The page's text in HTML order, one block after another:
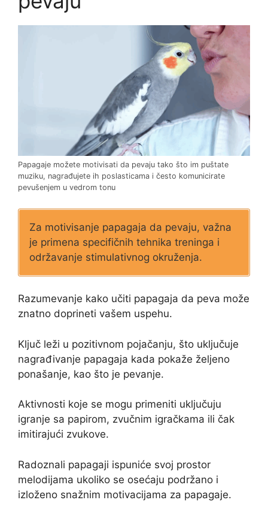
Papagaje možete motivisati da pevaju tako što im puštate
muziku, nagrađujete ih poslasticama i često komunicirate
pevušenjem u vedrom tonu
Za motivisanje papagaja da pevaju, važna
je primena specifičnih tehnika treninga i
održavanje stimulativnog okruženja.
Razumevanje kako učiti papagaja da peva može
znatno doprineti vašem uspehu.
Ključ leži u pozitivnom pojačanju, što uključuje
nagrađivanje papagaja kada pokaže željeno
ponašanje, kao što je pevanje.
Aktivnosti koje se mogu primeniti uključuju
igranje sa papirom, zvučnim igračkama ili čak
imitirajući zvukove.
Radoznali papagaji ispuniće svoj prostor
melodijama ukoliko se osećaju podržano i
izloženo snažnim motivacijama za papagaje.